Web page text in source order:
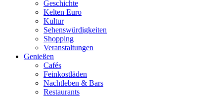
Geschichte
Kelten Euro
Kultur
Sehenswürdigkeiten
Shopping
Veranstaltungen
Genießen
Cafés
Feinkostläden
Nachtleben & Bars
Restaurants